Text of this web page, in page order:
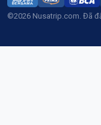
©2026 Nusatrip.com. Đã